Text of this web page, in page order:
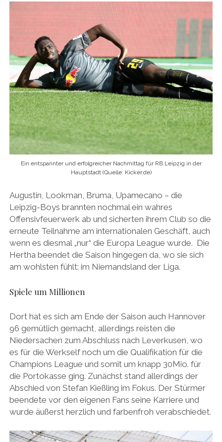
Ein entspannter und erfolgreicher Nachmittag für RB Leipzig in der
Hauptstadt (Quelle: Kicker.de)
Augustin, Lookman, Bruma, Upamecano – die
Leipzig-Boys brannten nochmal ein wahres
Offensivfeuerwerk ab und sicherten ihrem Club so die
erneute Teilnahme am internationalen Geschäft, auch
wenn es diesmal „nur“ die Europa League wurde. Die
Hertha beendet die Saison hingegen da, wo sie sich
am wohlsten fühlt: im Niemandsland der Liga.
Spiele um Millionen
Dort hat es sich am Ende der Saison auch Hannover
96 gemütlich gemacht, allerdings reisten die
Niedersachen zum Abschluss nach Leverkusen, wo
es für die Werkself noch um die Qualifikation für die
Champions League und somit um knapp 30Mio. für
die Portokasse ging. Zunächst stand allerdings der
Abschied von Stefan Kießling im Fokus. Der Stürmer
beendete vor den eigenen Fans seine Karriere und
wurde äußerst herzlich und farbenfroh verabschiedet.